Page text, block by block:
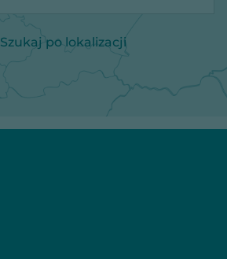
Szukaj po lokalizacji